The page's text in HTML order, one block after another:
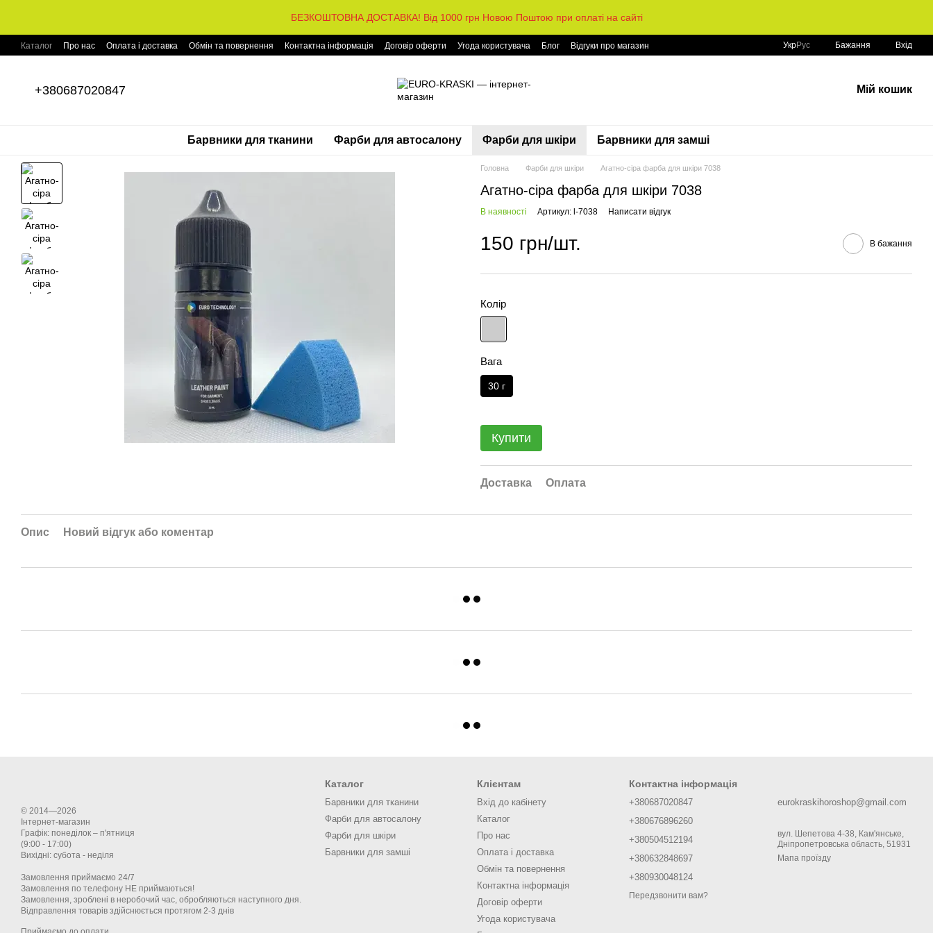
БЕЗКОШТОВНА ДОСТАВКА! Від 1000 грн Новою Поштою при оплаті на сайті
Каталог Про нас Оплата і доставка Обмін та повернення Контактна інформація Договір оферти Угода користувача Блог Відгуки про магазин УкрРус Бажання Вхід
+380687020847 Мій кошик
Барвники для тканини Фарби для автосалону Фарби для шкіри Барвники для замші
Головна Фарби для шкіри Агатно-сіра фарба для шкіри 7038
Агатно-сіра фарба для шкіри 7038
В наявності Артикул: l-7038 Написати відгук
150 грн/шт. В бажання
Колір
Вага
30 г
Купити
Доставка Оплата
Опис Новий відгук або коментар
© 2014—2026
Інтернет-магазин
Графік: понеділок – п'ятниця
(9:00 - 17:00)
Вихідні: субота - неділя
Замовлення приймаємо 24/7
Замовлення по телефону НЕ приймаються!
Замовлення, зроблені в неробочий час, обробляються наступного дня.
Відправлення товарів здійснюється протягом 2-3 днів
Каталог
Барвники для тканини
Фарби для автосалону
Фарби для шкіри
Барвники для замші
Клієнтам
Вхід до кабінету
Каталог
Про нас
Оплата і доставка
Обмін та повернення
Контактна інформація
Договір оферти
Угода користувача
Контактна інформація
+380687020847
+380676896260
+380504512194
+380632848697
+380930048124
Передзвонити вам?
eurokraskihoroshop@gmail.com
вул. Шепетова 4-38, Кам'янське,
Дніпропетровська область, 51931
Мапа проїзду